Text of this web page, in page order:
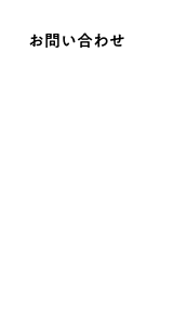
お問い合わせ